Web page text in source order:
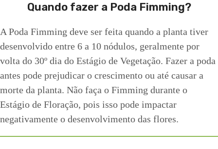
Quando fazer a Poda Fimming?
A Poda Fimming deve ser feita quando a planta tiver
desenvolvido entre 6 a 10 nódulos, geralmente por
volta do 30º dia do Estágio de Vegetação. Fazer a poda
antes pode prejudicar o crescimento ou até causar a
morte da planta. Não faça o Fimming durante o
Estágio de Floração, pois isso pode impactar
negativamente o desenvolvimento das flores.